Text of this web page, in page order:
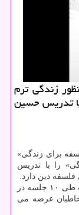
زندگی ترم
تدریس حسین
برای زندگی»
را با تدریس
دین دارد.
آغاز این دوره از ۱۳ اردیبهشت خواهد بود و مباحث طی ۱۰ جلسه در
از ساعت ۱۶ تا ۱۷: ۳۰ به مخاطبان عرضه می